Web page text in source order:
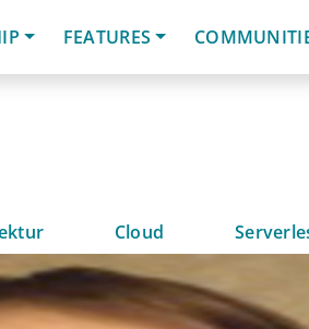
FEATURES
Cloud